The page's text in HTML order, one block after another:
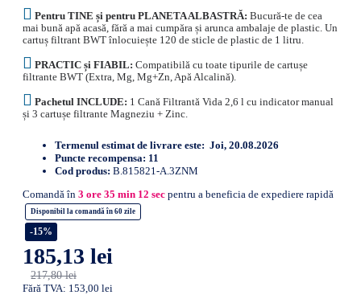
Pentru TINE și pentru PLANETA ALBASTRĂ: Bucură-te de cea
mai bună apă acasă, fără a mai cumpăra și arunca ambalaje de plastic. Un
cartuș filtrant BWT înlocuiește 120 de sticle de plastic de 1 litru.
PRACTIC și FIABIL: Compatibilă cu toate tipurile de cartușe
filtrante BWT (Extra, Mg, Mg+Zn, Apă Alcalină).
Pachetul INCLUDE: 1 Cană Filtrantă Vida 2,6 l cu indicator manual
și 3 cartușe filtrante Magneziu + Zinc.
Termenul estimat de livrare este: Joi, 20.08.2026
Puncte recompensa: 11
Cod produs: B.815821-A.3ZNM
Comandă în 3 ore 35 min 11 secpentru a beneficia de expediere rapidă
Disponibil la comandă în 60 zile
-15%
185,13 lei
217,80 lei
Fără TVA: 153,00 lei